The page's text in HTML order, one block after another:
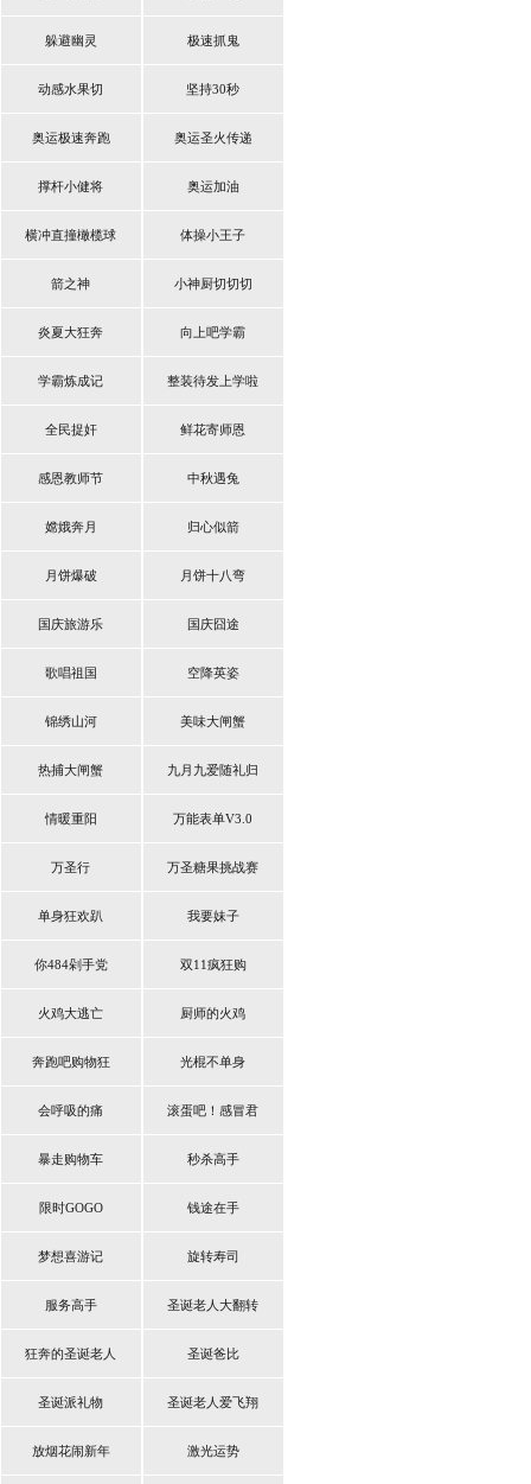
躲避幽灵 极速抓鬼
动感水果切 坚持30秒
奥运极速奔跑 奥运圣火传递
撑杆小健将 奥运加油
横冲直撞橄榄球 体操小王子
箭之神 小神厨切切切
炎夏大狂奔 向上吧学霸
学霸炼成记 整装待发上学啦
全民捉奸 鲜花寄师恩
感恩教师节 中秋遇兔
嫦娥奔月 归心似箭
月饼爆破 月饼十八弯
国庆旅游乐 国庆囧途
歌唱祖国 空降英姿
锦绣山河 美味大闸蟹
热捕大闸蟹 九月九爱随礼归
情暖重阳 万能表单V3.0
万圣行 万圣糖果挑战赛
单身狂欢趴 我要妹子
你484剁手党 双11疯狂购
火鸡大逃亡 厨师的火鸡
奔跑吧购物狂 光棍不单身
会呼吸的痛 滚蛋吧！感冒君
暴走购物车 秒杀高手
限时GOGO 钱途在手
梦想喜游记 旋转寿司
服务高手 圣诞老人大翻转
狂奔的圣诞老人 圣诞爸比
圣诞派礼物 圣诞老人爱飞翔
放烟花闹新年 激光运势